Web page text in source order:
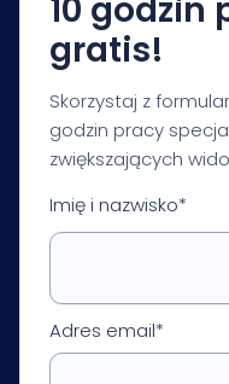
10 godzin
gratis!
Skorzystaj z
godzin pracy
zwiększających
Imię i nazwisko*
Adres email*